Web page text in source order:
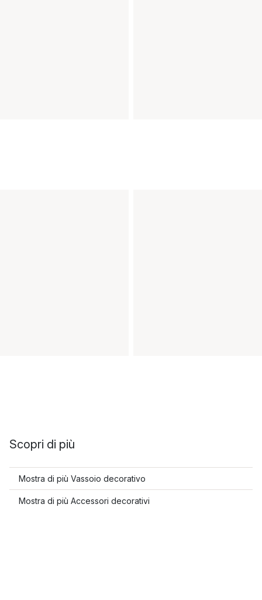
Scopri di più
Mostra di più Vassoio decorativo
Mostra di più Accessori decorativi